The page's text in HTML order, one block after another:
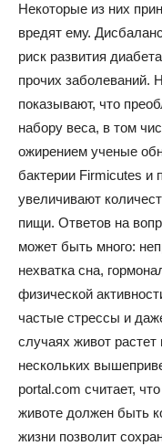
Некоторые из них
вредят ему.
риск развития
прочих заболеваний.
показывают, что
набору веса, в том
ожирением ученые
бактерии Firmicutes и
увеличивают
пищи. Ответов на
может быть много:
нехватка сна,
физической
частые стрессы и
случаях живот растет
нескольких
portal.com считает,
животе должен быть
жизни позволит